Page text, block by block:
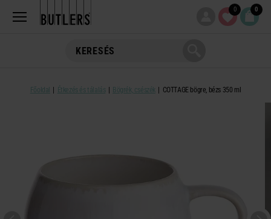
0 0
Főoldal Étkezés és tálalás Bögrék, csészék COTTAGE bögre, bézs 350 ml